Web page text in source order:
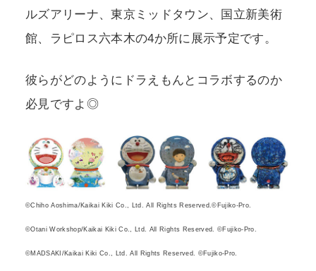
ルズアリーナ、東京ミッドタウン、国立新美術
館、ラピロス六本木の4か所に展示予定です。
彼らがどのようにドラえもんとコラボするのか
必見ですよ◎
©Chiho Aoshima/Kaikai Kiki Co., Ltd. All Rights Reserved.©Fujiko-Pro.
©Otani Workshop/Kaikai Kiki Co., Ltd. All Rights Reserved. ©︎Fujiko-Pro.
©MADSAKI/Kaikai Kiki Co., Ltd. All Rights Reserved. ©Fujiko-Pro.